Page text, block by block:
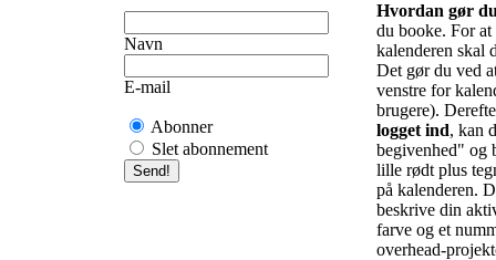
Navn
E-mail
Abonner
Slet abonnement
Hvordan gør
du booke. For
kalenderen skal
Det gør du ved
venstre for
brugere).
logget ind, kan
begivenhed" og
lille rødt plus
på kalenderen.
beskrive din
farve og et
overhead-